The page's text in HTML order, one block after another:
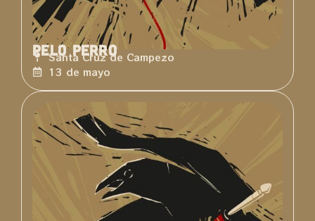
Pelo Perro
Santa Cruz de Campezo
13 de mayo